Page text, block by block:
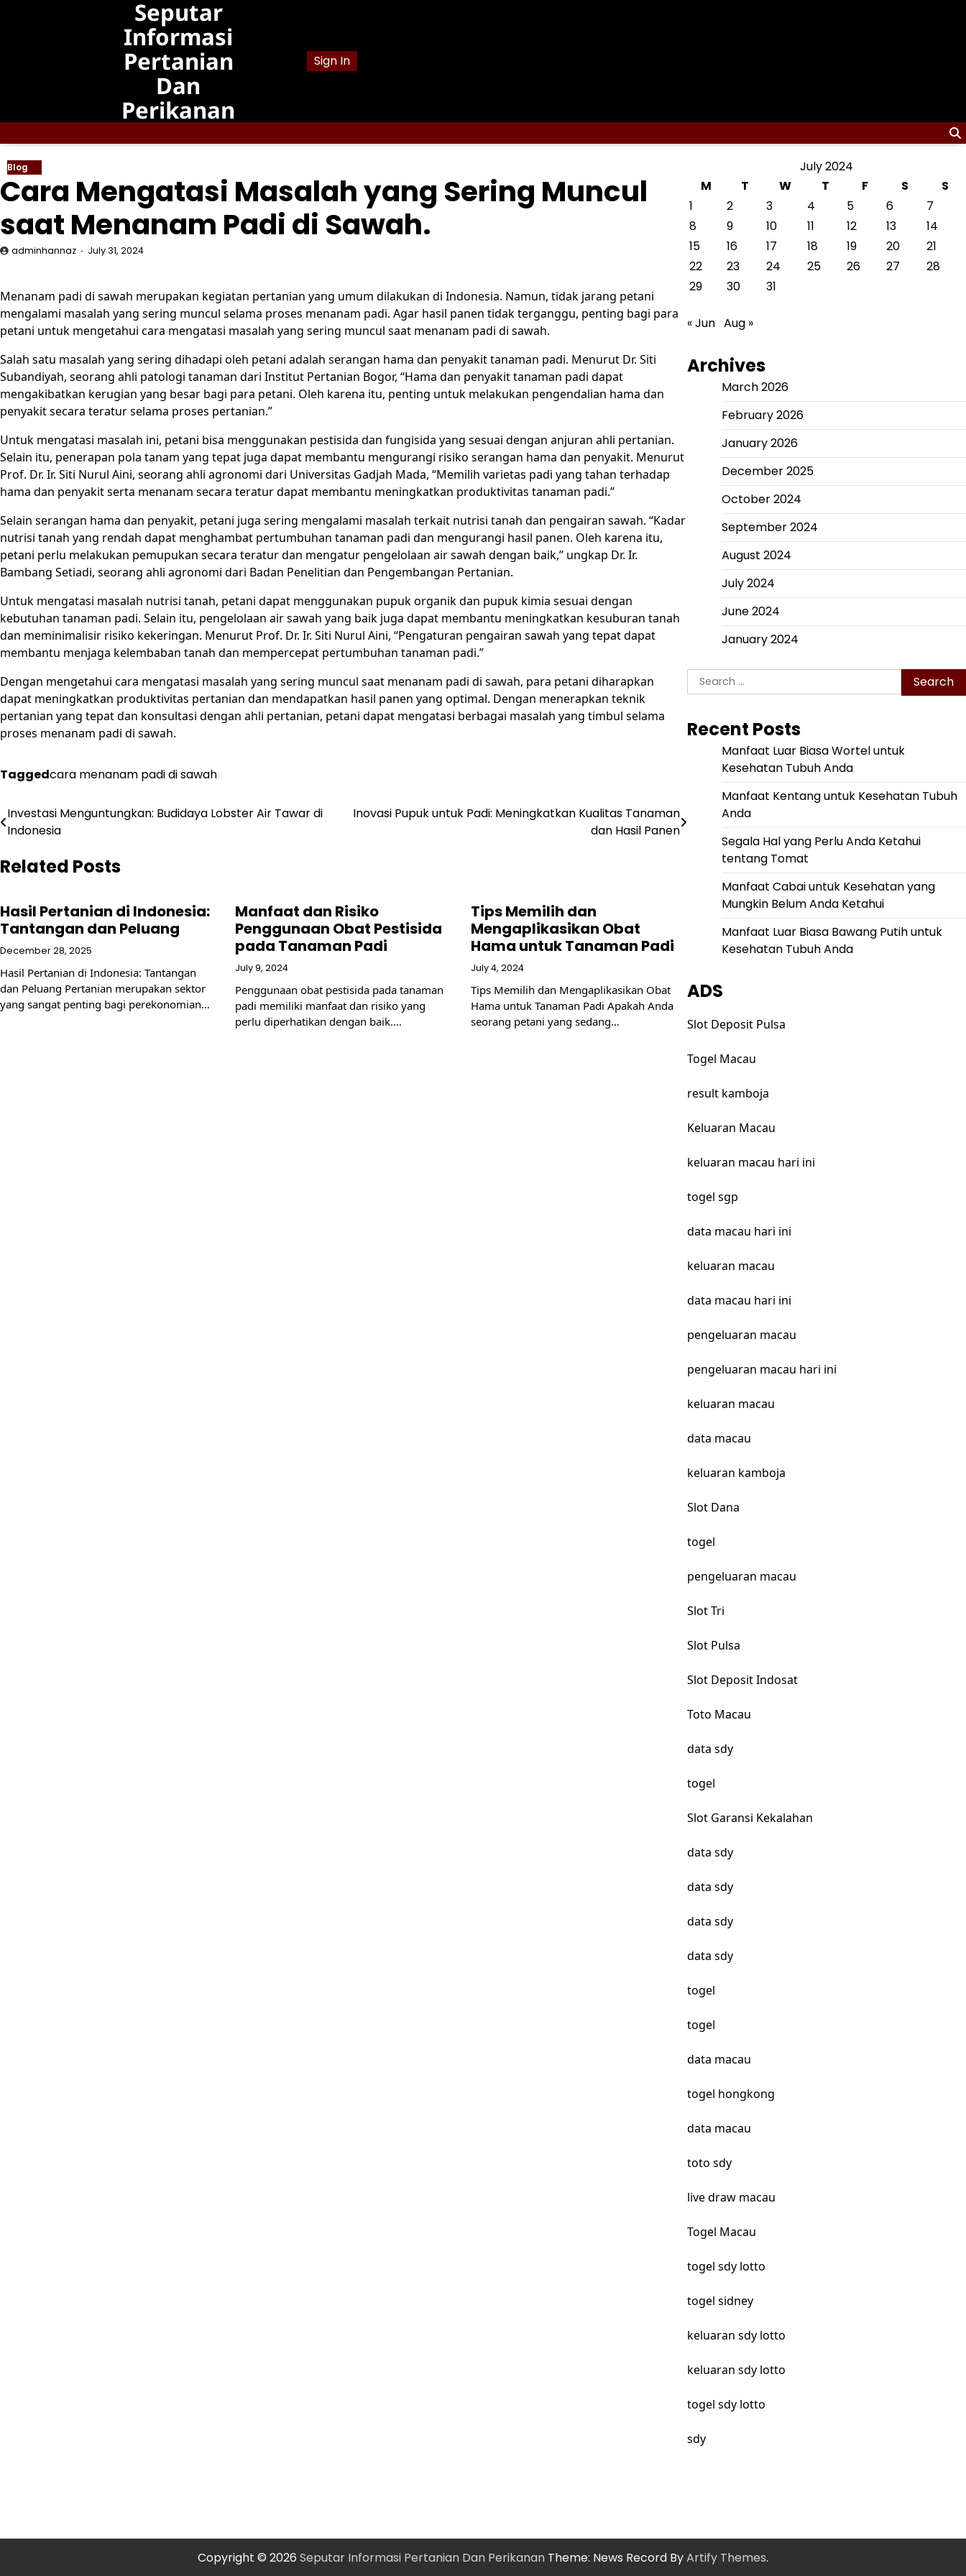
Seputar
Informasi
Pertanian
Dan
Perikanan
Sign In
Blog
Cara Mengatasi Masalah yang Sering Muncul
saat Menanam Padi di Sawah.
adminhannaz July 31, 2024
Menanam padi di sawah merupakan kegiatan pertanian yang umum dilakukan di Indonesia. Namun, tidak jarang petani
mengalami masalah yang sering muncul selama proses menanam padi. Agar hasil panen tidak terganggu, penting bagi para
petani untuk mengetahui cara mengatasi masalah yang sering muncul saat menanam padi di sawah.
Salah satu masalah yang sering dihadapi oleh petani adalah serangan hama dan penyakit tanaman padi. Menurut Dr. Siti
Subandiyah, seorang ahli patologi tanaman dari Institut Pertanian Bogor, “Hama dan penyakit tanaman padi dapat
mengakibatkan kerugian yang besar bagi para petani. Oleh karena itu, penting untuk melakukan pengendalian hama dan
penyakit secara teratur selama proses pertanian.”
Untuk mengatasi masalah ini, petani bisa menggunakan pestisida dan fungisida yang sesuai dengan anjuran ahli pertanian.
Selain itu, penerapan pola tanam yang tepat juga dapat membantu mengurangi risiko serangan hama dan penyakit. Menurut
Prof. Dr. Ir. Siti Nurul Aini, seorang ahli agronomi dari Universitas Gadjah Mada, “Memilih varietas padi yang tahan terhadap
hama dan penyakit serta menanam secara teratur dapat membantu meningkatkan produktivitas tanaman padi.”
Selain serangan hama dan penyakit, petani juga sering mengalami masalah terkait nutrisi tanah dan pengairan sawah. “Kadar
nutrisi tanah yang rendah dapat menghambat pertumbuhan tanaman padi dan mengurangi hasil panen. Oleh karena itu,
petani perlu melakukan pemupukan secara teratur dan mengatur pengelolaan air sawah dengan baik,” ungkap Dr. Ir.
Bambang Setiadi, seorang ahli agronomi dari Badan Penelitian dan Pengembangan Pertanian.
Untuk mengatasi masalah nutrisi tanah, petani dapat menggunakan pupuk organik dan pupuk kimia sesuai dengan
kebutuhan tanaman padi. Selain itu, pengelolaan air sawah yang baik juga dapat membantu meningkatkan kesuburan tanah
dan meminimalisir risiko kekeringan. Menurut Prof. Dr. Ir. Siti Nurul Aini, “Pengaturan pengairan sawah yang tepat dapat
membantu menjaga kelembaban tanah dan mempercepat pertumbuhan tanaman padi.”
Dengan mengetahui cara mengatasi masalah yang sering muncul saat menanam padi di sawah, para petani diharapkan
dapat meningkatkan produktivitas pertanian dan mendapatkan hasil panen yang optimal. Dengan menerapkan teknik
pertanian yang tepat dan konsultasi dengan ahli pertanian, petani dapat mengatasi berbagai masalah yang timbul selama
proses menanam padi di sawah.
Taggedcara menanam padi di sawah
Post
navigation
Investasi Menguntungkan: Budidaya Lobster Air Tawar di
Indonesia
Inovasi Pupuk untuk Padi: Meningkatkan Kualitas Tanaman
dan Hasil Panen
Related Posts
Hasil Pertanian di Indonesia:
Tantangan dan Peluang
December 28, 2025
Hasil Pertanian di Indonesia: Tantangan
dan Peluang Pertanian merupakan sektor
yang sangat penting bagi perekonomian…
Manfaat dan Risiko
Penggunaan Obat Pestisida
pada Tanaman Padi
July 9, 2024
Penggunaan obat pestisida pada tanaman
padi memiliki manfaat dan risiko yang
perlu diperhatikan dengan baik.…
Tips Memilih dan
Mengaplikasikan Obat
Hama untuk Tanaman Padi
July 4, 2024
Tips Memilih dan Mengaplikasikan Obat
Hama untuk Tanaman Padi Apakah Anda
seorang petani yang sedang…
July 2024
M
T W T F S
S
1
2 3 4 5 6
7
8
9 10 11 12 13
14
15
16 17 18 19 20
21
22
23 24 25 26 27
28
29
30 31
« Jun Aug »
Archives
March 2026
February 2026
January 2026
December 2025
October 2024
September 2024
August 2024
July 2024
June 2024
January 2024
Search
for:
Recent Posts
Manfaat Luar Biasa Wortel untuk
Kesehatan Tubuh Anda
Manfaat Kentang untuk Kesehatan Tubuh
Anda
Segala Hal yang Perlu Anda Ketahui
tentang Tomat
Manfaat Cabai untuk Kesehatan yang
Mungkin Belum Anda Ketahui
Manfaat Luar Biasa Bawang Putih untuk
Kesehatan Tubuh Anda
ADS
Slot Deposit Pulsa
Togel Macau
result kamboja
Keluaran Macau
keluaran macau hari ini
togel sgp
data macau hari ini
keluaran macau
data macau hari ini
pengeluaran macau
pengeluaran macau hari ini
keluaran macau
data macau
keluaran kamboja
Slot Dana
togel
pengeluaran macau
Slot Tri
Slot Pulsa
Slot Deposit Indosat
Toto Macau
data sdy
togel
Slot Garansi Kekalahan
data sdy
data sdy
data sdy
data sdy
togel
togel
data macau
togel hongkong
data macau
toto sdy
live draw macau
Togel Macau
togel sdy lotto
togel sidney
keluaran sdy lotto
keluaran sdy lotto
togel sdy lotto
sdy
Copyright © 2026 Seputar Informasi Pertanian Dan Perikanan Theme: News Record ByArtify Themes.